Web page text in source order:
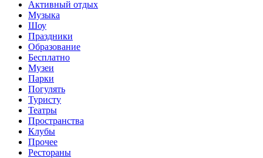
Активный отдых
Музыка
Шоу
Праздники
Образование
Бесплатно
Музеи
Парки
Погулять
Туристу
Театры
Пространства
Клубы
Прочее
Рестораны